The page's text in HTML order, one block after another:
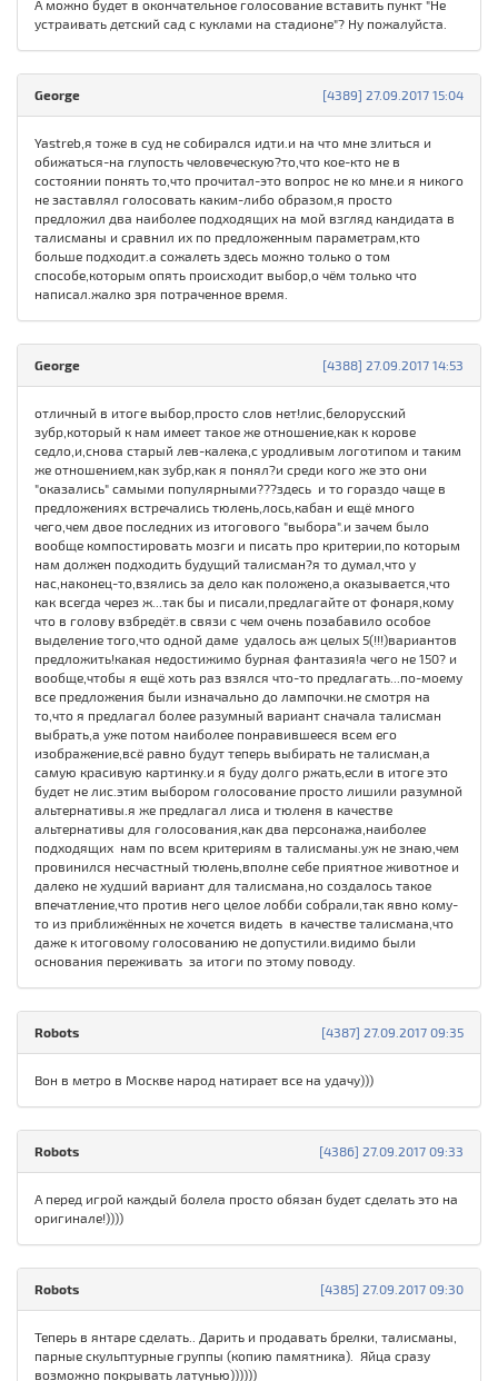
А можно будет в окончательное голосование вставить пункт "Не
устраивать детский сад с куклами на стадионе"? Ну пожалуйста.
[4389] 27.09.2017 15:04
George
Yastreb,я тоже в суд не собирался идти.и на что мне злиться и
обижаться-на глупость человеческую?то,что кое-кто не в
состоянии понять то,что прочитал-это вопрос не ко мне.и я никого
не заставлял голосовать каким-либо образом,я просто
предложил два наиболее подходящих на мой взгляд кандидата в
талисманы и сравнил их по предложенным параметрам,кто
больше подходит.а сожалеть здесь можно только о том
способе,которым опять происходит выбор,о чём только что
написал.жалко зря потраченное время.
[4388] 27.09.2017 14:53
George
отличный в итоге выбор,просто слов нет!лис,белорусский
зубр,который к нам имеет такое же отношение,как к корове
седло,и,снова старый лев-калека,с уродливым логотипом и таким
же отношением,как зубр,как я понял?и среди кого же это они
"оказались" самыми популярными???здесь и то гораздо чаще в
предложениях встречались тюлень,лось,кабан и ещё много
чего,чем двое последних из итогового "выбора".и зачем было
вообще компостировать мозги и писать про критерии,по которым
нам должен подходить будущий талисман?я то думал,что у
нас,наконец-то,взялись за дело как положено,а оказывается,что
как всегда через ж...так бы и писали,предлагайте от фонаря,кому
что в голову взбредёт.в связи с чем очень позабавило особое
выделение того,что одной даме удалось аж целых 5(!!!)вариантов
предложить!какая недостижимо бурная фантазия!а чего не 150? и
вообще,чтобы я ещё хоть раз взялся что-то предлагать...по-моему
все предложения были изначально до лампочки.не смотря на
то,что я предлагал более разумный вариант сначала талисман
выбрать,а уже потом наиболее понравившееся всем его
изображение,всё равно будут теперь выбирать не талисман,а
самую красивую картинку.и я буду долго ржать,если в итоге это
будет не лис.этим выбором голосование просто лишили разумной
альтернативы.я же предлагал лиса и тюленя в качестве
альтернативы для голосования,как два персонажа,наиболее
подходящих нам по всем критериям в талисманы.уж не знаю,чем
провинился несчастный тюлень,вполне себе приятное животное и
далеко не худший вариант для талисмана,но создалось такое
впечатление,что против него целое лобби собрали,так явно кому-
то из приближённых не хочется видеть в качестве талисмана,что
даже к итоговому голосованию не допустили.видимо были
основания переживать за итоги по этому поводу.
[4387] 27.09.2017 09:35
Robots
Вон в метро в Москве народ натирает все на удачу)))
[4386] 27.09.2017 09:33
Robots
А перед игрой каждый болела просто обязан будет сделать это на
оригинале!))))
[4385] 27.09.2017 09:30
Robots
Теперь в янтаре сделать.. Дарить и продавать брелки, талисманы,
парные скульптурные группы (копию памятника). Яйца сразу
возможно покрывать латунью))))))